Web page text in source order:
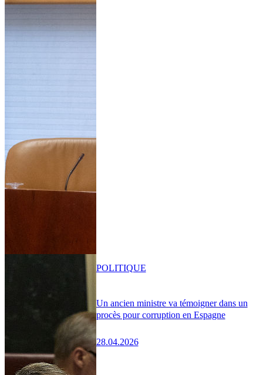
Un ancien ministre va témoigner dans un
procès pour corruption en Espagne
28.04.2026
POLITIQUE